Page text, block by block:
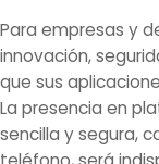
Para empresas y
innovación,
que sus
La presencia en
sencilla y segura,